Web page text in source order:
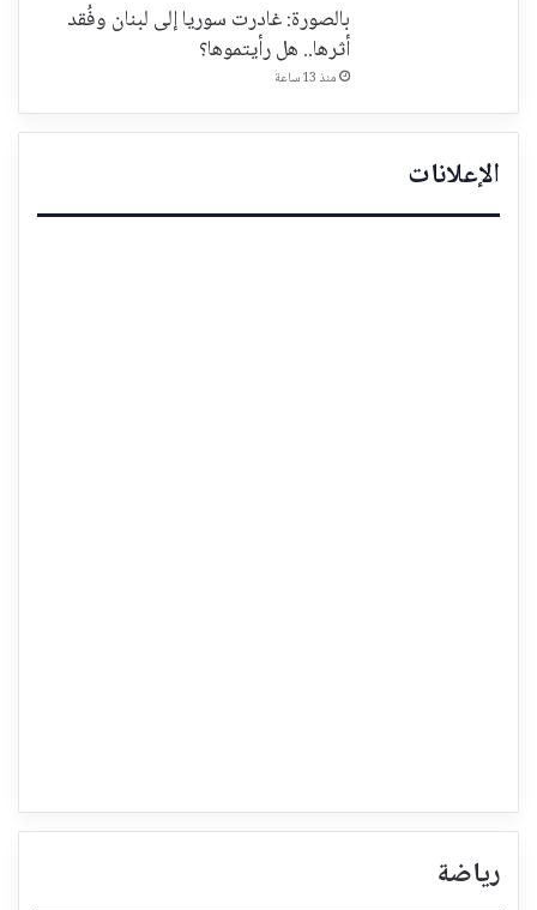
بالصورة: غادرت سوريا إلى لبنان وفُقد
أثرها.. هل رأيتموها؟
منذ 13 ساعة
الإعلانات
رياضة